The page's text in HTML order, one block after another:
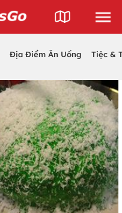
Địa Điểm Ăn Uống Tiệc &